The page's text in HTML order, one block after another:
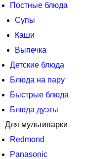
Постные блюда
Супы
Каши
Выпечка
Детские блюда
Блюда на пару
Быстрые блюда
Блюда дуэты
Для мультиварки
Redmond
Panasonic